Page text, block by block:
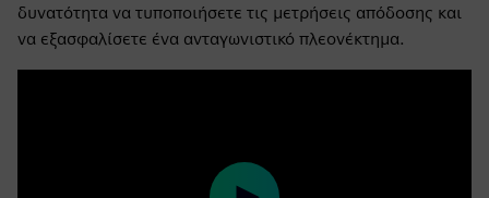
δυνατότητα να τυποποιήσετε τις μετρήσεις απόδοσης και
να εξασφαλίσετε ένα ανταγωνιστικό πλεονέκτημα.